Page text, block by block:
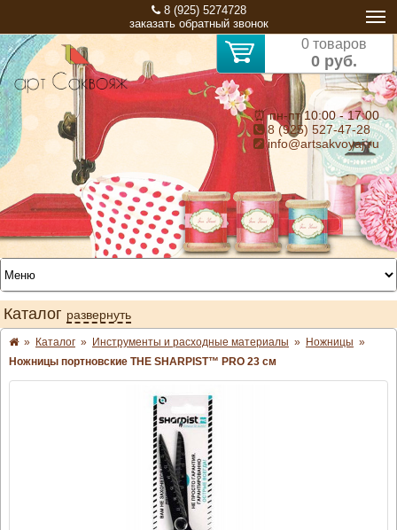
8 (925) 5274728
заказать обратный звонок
0 товаров
0 руб.
⏰ пн-пт 10:00 - 17:00
8 (925) 527-47-28
info@artsakvoyaj.ru
Каталог развернуть
» Каталог » Инструменты и расходные материалы » Ножницы »
Ножницы портновские THE SHARPIST™ PRO 23 см